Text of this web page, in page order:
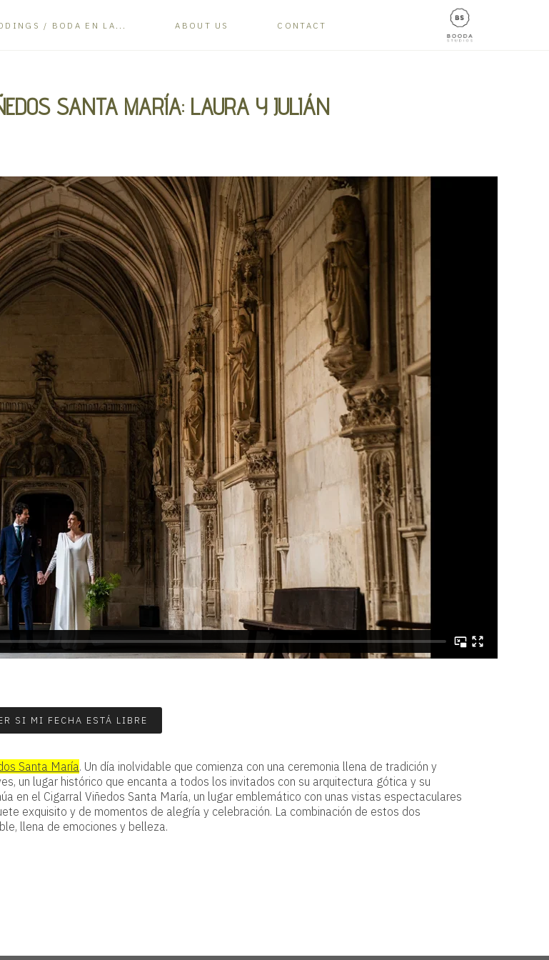
/ BODA EN LA... ABOUT US CONTACT
SANTA MARÍA: LAURA Y JULIÁN
SI MI FECHA ESTÁ LIBRE
Santa María. Un día inolvidable que comienza con una ceremonia llena de tradición y
un lugar histórico que encanta a todos los invitados con su arquitectura gótica y su
en el Cigarral Viñedos Santa María, un lugar emblemático con unas vistas espectaculares
exquisito y de momentos de alegría y celebración. La combinación de estos dos
llena de emociones y belleza.